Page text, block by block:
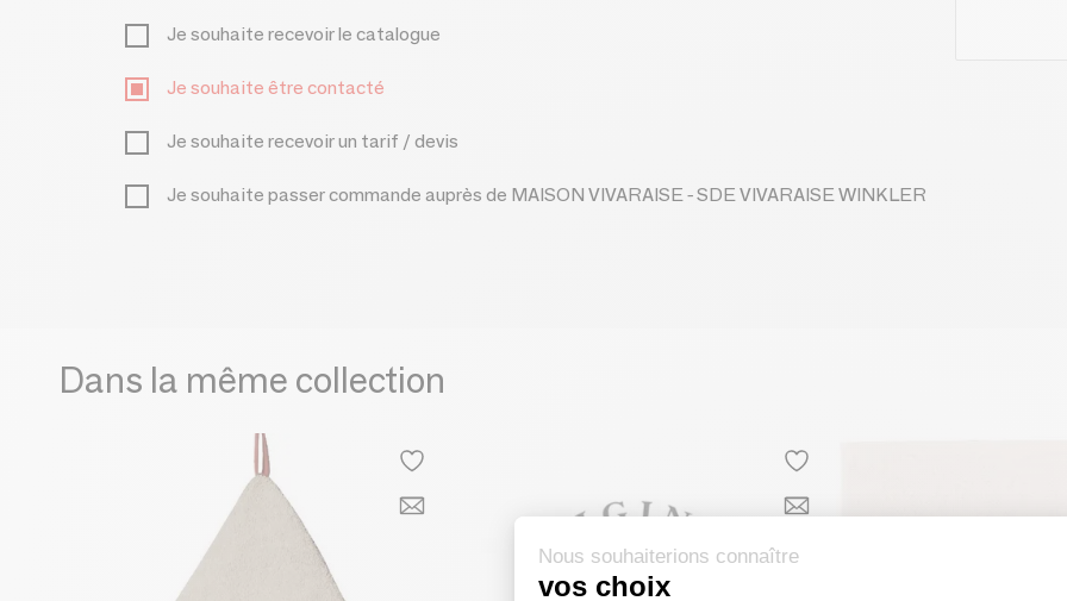
Je souhaite recevoir le catalogue
Je souhaite être contacté
Je souhaite recevoir un tarif / devis
Je souhaite passer commande auprès de MAISON VIVARAISE - SDE VIVARAISE WINKLER
Dans la même collection
Nous souhaiterions connaître
vos choix